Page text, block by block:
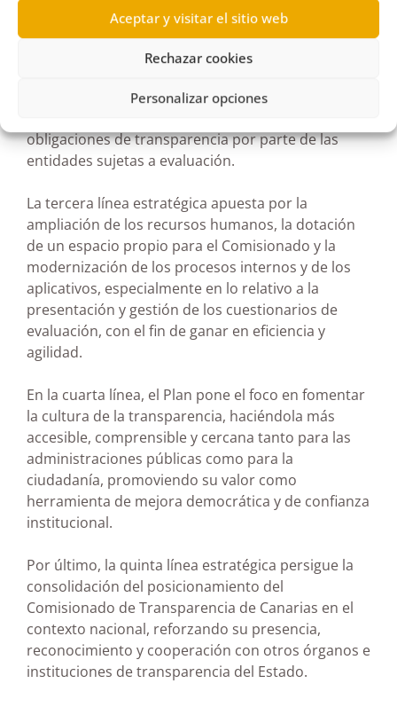
Aceptar y visitar el sitio web
Rechazar cookies
Personalizar opciones
La segunda línea contempla la implantación de un
medir de manera más precisa, homogénea y
obligaciones de transparencia por parte de las
entidades sujetas a evaluación.
La tercera línea estratégica apuesta por la
ampliación de los recursos humanos, la dotación
de un espacio propio para el Comisionado y la
modernización de los procesos internos y de los
aplicativos, especialmente en lo relativo a la
presentación y gestión de los cuestionarios de
evaluación, con el fin de ganar en eficiencia y
agilidad.
En la cuarta línea, el Plan pone el foco en fomentar
la cultura de la transparencia, haciéndola más
accesible, comprensible y cercana tanto para las
administraciones públicas como para la
ciudadanía, promoviendo su valor como
herramienta de mejora democrática y de confianza
institucional.
Por último, la quinta línea estratégica persigue la
consolidación del posicionamiento del
Comisionado de Transparencia de Canarias en el
contexto nacional, reforzando su presencia,
reconocimiento y cooperación con otros órganos e
instituciones de transparencia del Estado.